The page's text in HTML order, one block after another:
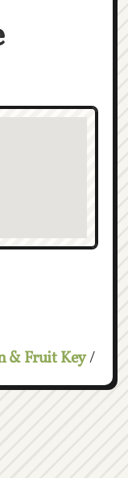
& Fruit Key/